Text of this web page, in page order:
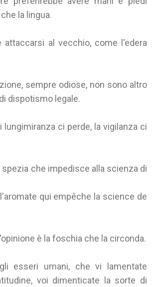
la lingua.
attaccarsi al vecchio, come l'edera
sempre odiose, non sono altro
dispotismo legale.
lungimiranza ci perde, la vigilanza ci
spezia che impedisce alla scienza di
qui empêche la science de
è la foschia che la circonda.
esseri umani, che vi lamentate
voi dimenticate la sorte di